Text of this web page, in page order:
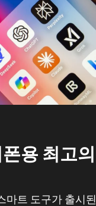
용 최고의
마트 도구가 출시된